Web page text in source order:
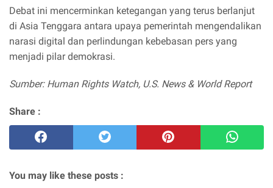
Debat ini mencerminkan ketegangan yang terus berlanjut
di Asia Tenggara antara upaya pemerintah mengendalikan
narasi digital dan perlindungan kebebasan pers yang
menjadi pilar demokrasi.
Sumber: Human Rights Watch, U.S. News & World Report
Share :
You may like these posts :